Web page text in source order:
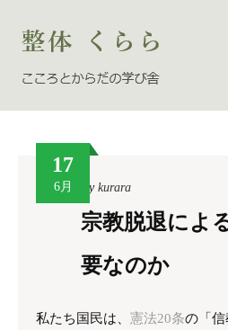
17
6月 By kurara
宗教脱退によ
要なのか
私たち国民は、 憲法20条の「